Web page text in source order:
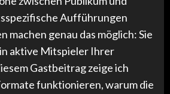
Aufführungen
machen genau das möglich: Sie
aktive Mitspieler Ihrer
Gastbeitrag zeige ich
funktionieren, warum die